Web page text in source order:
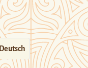
Deutsch